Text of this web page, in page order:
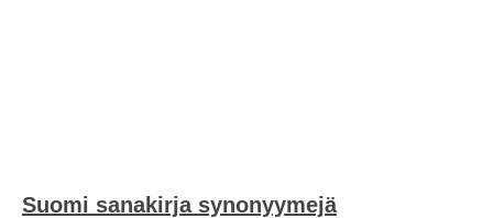
Suomi sanakirja synonyymejä